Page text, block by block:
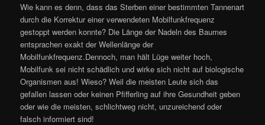
Wie kann es denn, dass das Sterben einer bestimmten Tannenart
durch die Korrektur einer verwendeten Mobilfunkfrequenz
gestoppt werden konnte? Die Länge der Nadeln des Baumes
entsprachen exakt der Wellenlänge der
Mobilfunkfrequenz.Dennoch, man hält Lüge weiter hoch,
Mobilfunk sei nicht schädlich und wirke sich nicht auf biologische
Organismen aus! Wieso? Weil die meisten Leute sich das
gefallen lassen oder keinen Pfifferling auf ihre Gesundheit geben
oder wie die meisten, schlichtweg nicht, unzureichend oder
falsch informiert sind!